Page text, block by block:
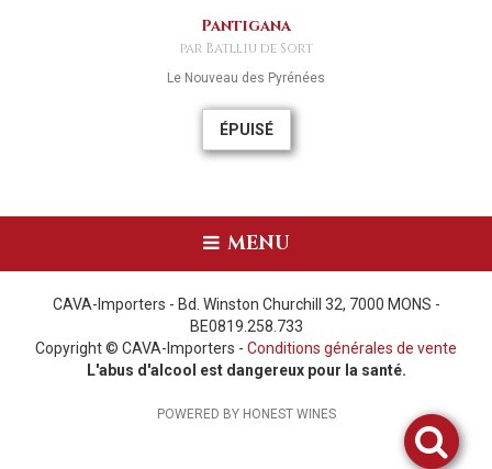
Pantigana
par Batlliu de Sort
Le Nouveau des Pyrénées
ÉPUISÉ
MENU
CAVA-Importers - Bd. Winston Churchill 32, 7000 MONS -
BE0819.258.733
Copyright © CAVA-Importers - Conditions générales de vente
L'abus d'alcool est dangereux pour la santé.
POWERED BY HONEST WINES